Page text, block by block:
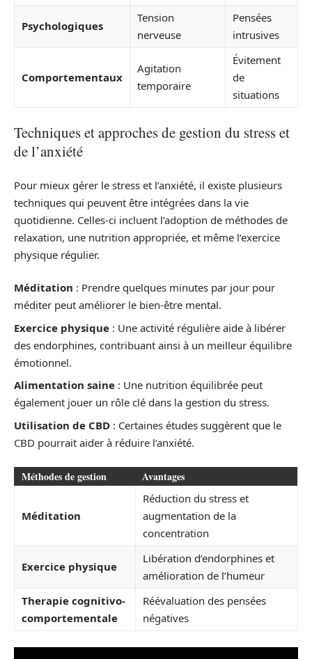
Psychologiques
Tension
nerveuse
Pensées
intrusives
Comportementaux
Agitation
temporaire
Évitement
de
situations
Techniques et approches de gestion du stress et
de l’anxiété
Pour mieux gérer le stress et l’anxiété, il existe plusieurs
techniques qui peuvent être intégrées dans la vie
quotidienne. Celles-ci incluent l’adoption de méthodes de
relaxation, une nutrition appropriée, et même l’exercice
physique régulier.
Méditation : Prendre quelques minutes par jour pour
méditer peut améliorer le bien-être mental.
Exercice physique : Une activité régulière aide à libérer
des endorphines, contribuant ainsi à un meilleur équilibre
émotionnel.
Alimentation saine : Une nutrition équilibrée peut
également jouer un rôle clé dans la gestion du stress.
Utilisation de CBD : Certaines études suggèrent que le
CBD pourrait aider à réduire l’anxiété.
Méthodes de gestion Avantages
Méditation
Réduction du stress et
augmentation de la
concentration
Exercice physique
Libération d’endorphines et
amélioration de l’humeur
Therapie cognitivo-
comportementale
Réévaluation des pensées
négatives